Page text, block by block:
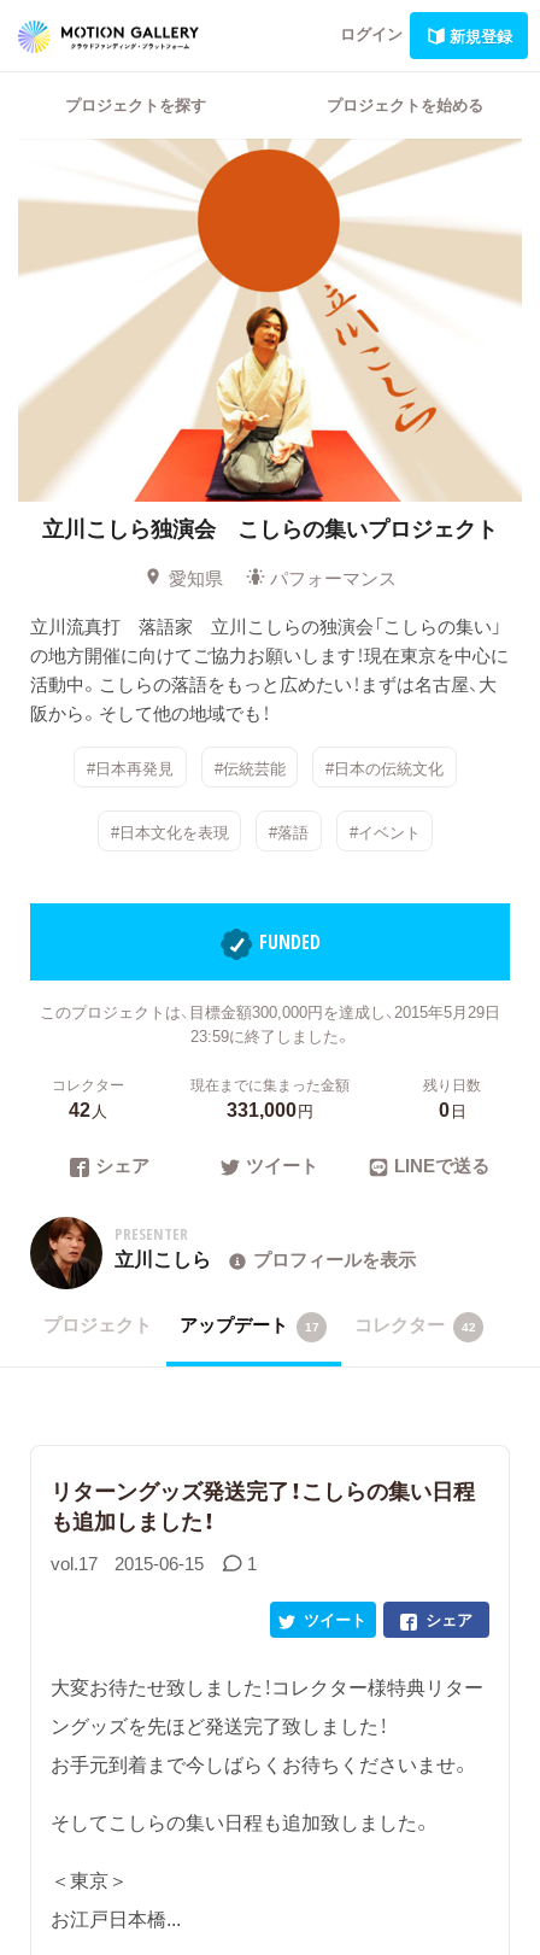
ログイン 新規登録
プロジェクトを探す プロジェクトを始める
立川こしら独演会 こしらの集いプロジェクト
愛知県
パフォーマンス
立川流真打 落語家 立川こしらの独演会「こしらの集い」
の地方開催に向けてご協力お願いします！現在東京を中心に
活動中。こしらの落語をもっと広めたい！まずは名古屋、大
阪から。そして他の地域でも！
#日本再発見 #伝統芸能 #日本の伝統文化
#日本文化を表現 #落語 #イベント
FUNDED
このプロジェクトは、目標金額300,000円を達成し、2015年5月29日
23:59に終了しました。
コレクター
42人
現在までに集まった金額
331,000円
残り日数
0日
シェア ツイート LINEで送る
PRESENTER
立川こしら プロフィールを表示
プロジェクト アップデート 17 コレクター 42
リターングッズ発送完了！こしらの集い日程
も追加しました！
vol.17 2015-06-15 1
シェア
ツイート
大変お待たせ致しました！コレクター様特典リター
ングッズを先ほど発送完了致しました！
お手元到着まで今しばらくお待ちくださいませ。
そしてこしらの集い日程も追加致しました。
＜東京＞
お江戸日本橋...